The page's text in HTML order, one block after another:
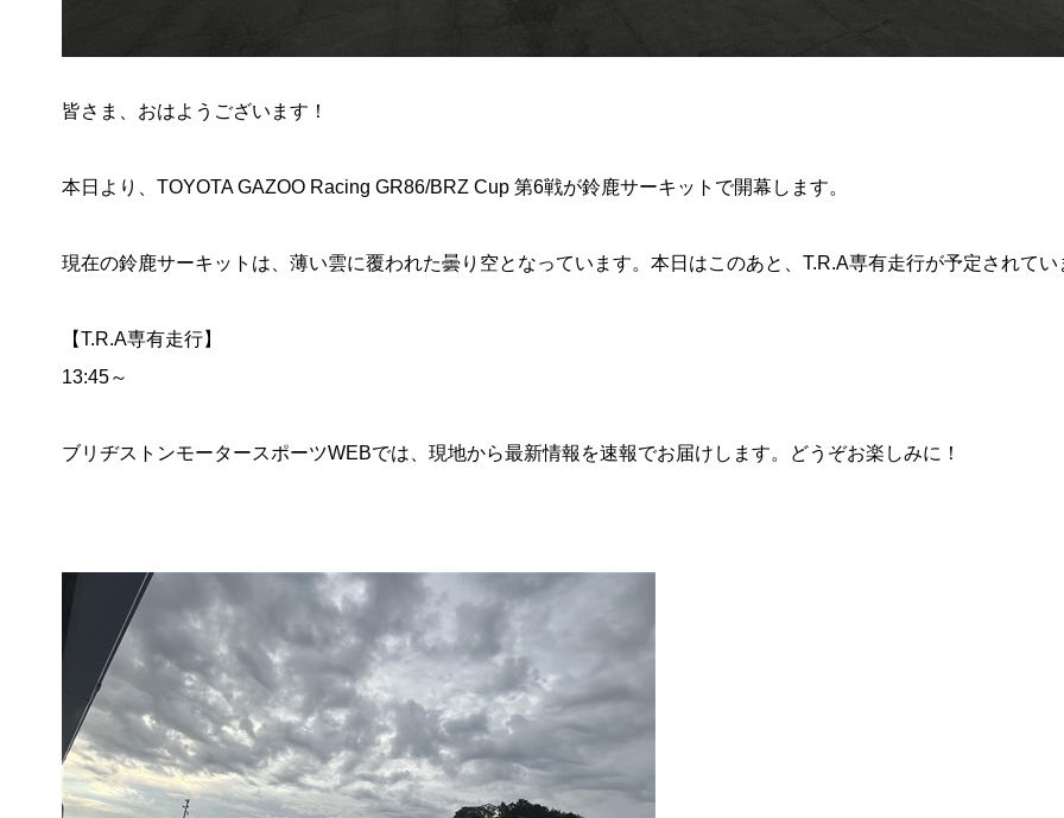
皆さま、おはようございます！
本日より、TOYOTA GAZOO Racing GR86/BRZ Cup 第6戦が鈴鹿サーキットで開幕します。
現在の鈴鹿サーキットは、薄い雲に覆われた曇り空となっています。本日はこのあと、T.R.A専有走行が予定されてい
【T.R.A専有走行】
13:45～
ブリヂストンモータースポーツWEBでは、現地から最新情報を速報でお届けします。どうぞお楽しみに！